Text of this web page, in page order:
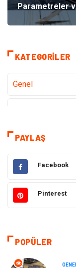
Parametreler
KATEGORILER
Genel
Teknoloji & İnternet
Elektrik &
Güzellik ve Bakım
Makine
Eğitim ve Kariyer
PAYLAŞ
Facebook
Pinterest
POPÜLER